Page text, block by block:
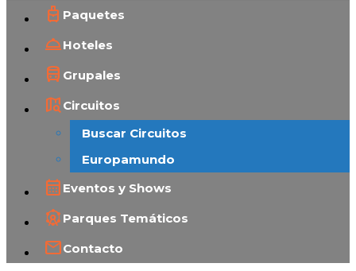
Paquetes
Hoteles
Grupales
Circuitos
Buscar Circuitos
Europamundo
Eventos y Shows
Parques Temáticos
Contacto